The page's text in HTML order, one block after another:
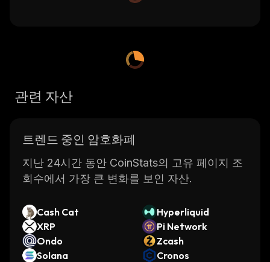
관련 자산
트렌드 중인 암호화폐
지난 24시간 동안 CoinStats의 고유 페이지 조
회수에서 가장 큰 변화를 보인 자산.
Cash Cat
Hyperliquid
XRP
Pi Network
Ondo
Zcash
Solana
Cronos